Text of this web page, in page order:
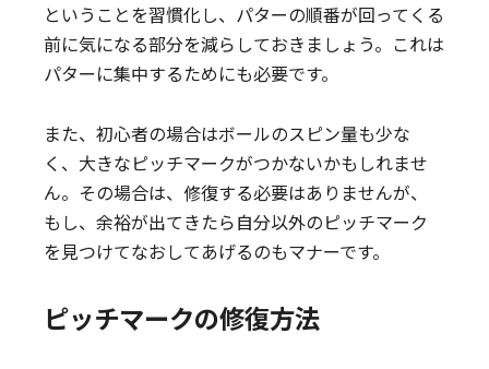
ということを習慣化し、パターの順番が回ってくる
前に気になる部分を減らしておきましょう。これは
パターに集中するためにも必要です。
また、初心者の場合はボールのスピン量も少な
く、大きなピッチマークがつかないかもしれませ
ん。その場合は、修復する必要はありませんが、
もし、余裕が出てきたら自分以外のピッチマーク
を見つけてなおしてあげるのもマナーです。
ピッチマークの修復方法